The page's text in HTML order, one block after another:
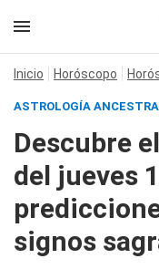
Inicio Horóscopo
ASTROLOGÍA
Descubre
del jueves
signos